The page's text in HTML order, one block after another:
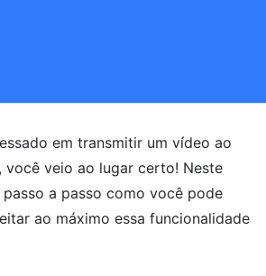
em transmitir um vídeo ao
você veio ao lugar certo! Neste
a passo como você pode
ao máximo essa funcionalidade